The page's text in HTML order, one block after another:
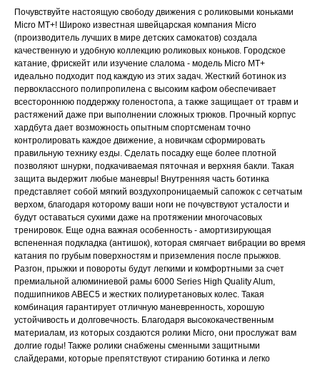
Почувствуйте настоящую свободу движения с роликовыми коньками
Micro MT+! Широко известная швейцарская компания Micro
(производитель лучших в мире детских самокатов) создала
качественную и удобную коллекцию роликовых коньков. Городское
катание, фрискейт или изучение слалома - модель Micro MT+
идеально подходит под каждую из этих задач. Жесткий ботинок из
первоклассного полипропилена с высоким кафом обеспечивает
всестороннюю поддержку голеностопа, а также защищает от травм и
растяжений даже при выполнении сложных трюков. Прочный корпус
хардбута дает возможность опытным спортсменам точно
контролировать каждое движение, а новичкам сформировать
правильную технику езды. Сделать посадку еще более плотной
позволяют шнурки, подкачиваемая пяточная и верхняя бакли. Такая
защита выдержит любые маневры! Внутренняя часть ботинка
представляет собой мягкий воздухопроницаемый сапожок с сетчатым
верхом, благодаря которому ваши ноги не почувствуют усталости и
будут оставаться сухими даже на протяжении многочасовых
тренировок. Еще одна важная особенность - амортизирующая
вспененная подкладка (антишок), которая смягчает вибрации во время
катания по грубым поверхностям и приземления после прыжков.
Разгон, прыжки и повороты будут легкими и комфортными за счет
премиальной алюминиевой рамы 6000 Series High Quality Alum,
подшипников ABEC5 и жестких полиуретановых колес. Такая
комбинация гарантирует отличную маневренность, хорошую
устойчивость и долговечность. Благодаря высококачественным
материалам, из которых создаются ролики Micro, они прослужат вам
долгие годы! Также ролики снабжены сменными защитными
слайдерами, которые препятствуют стиранию ботинка и легко